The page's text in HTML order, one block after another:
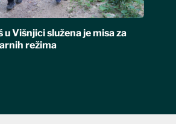
u Višnjici služena je misa za
režima